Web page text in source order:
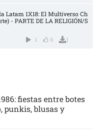
Latam 1X18: El Multiverso Ch
- PARTE DE LA RELIGIÓN/S
1 0 1
fiestas entre botes
punkis, blusas y